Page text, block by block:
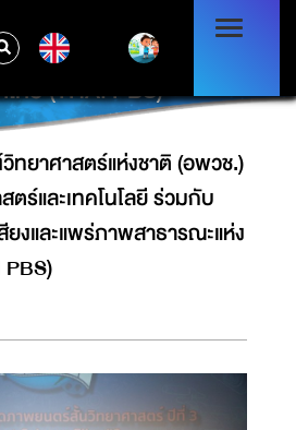
าศาสตร์แห่งชาติ (อพวช.)
ตร์และเทคโนโลยี ร่วมกับ
ยงและแพร่ภาพสาธารณะแห่ง
ไทย (THAI PBS)
ยาศาสตร์แห่งชาติ (อพวช.)
ตร์และเทคโนโลยี ร่วมกับ
ยงและแพร่ภาพสาธารณะแห่ง
PBS)